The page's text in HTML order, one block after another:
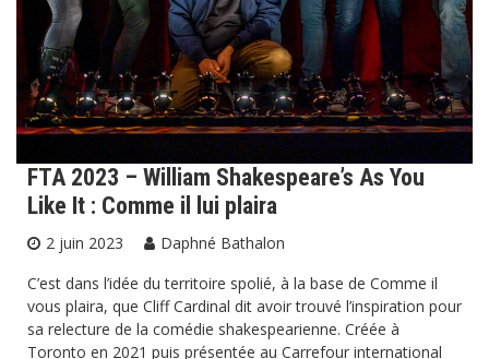
FTA 2023 – William Shakespeare’s As You
Like It : Comme il lui plaira
2 juin 2023
Daphné Bathalon
C’est dans l’idée du territoire spolié, à la base de Comme il
vous plaira, que Cliff Cardinal dit avoir trouvé l’inspiration pour
sa relecture de la comédie shakespearienne. Créée à
Toronto en 2021 puis présentée au Carrefour international